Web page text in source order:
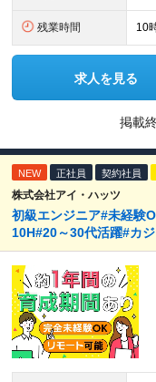
残業時間 10
求人を見る
掲載
NEW 正社員 契約社員
株式会社アイ・ハッツ
初級エンジニア#未経験
10H#20～30代活躍#カ